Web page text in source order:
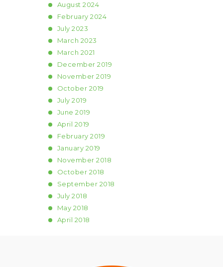
August2024
February2024
July2023
March 2023
March 2021
December2019
November2019
October 2019
July2019
June2019
April 2019
February2019
January 2019
November2018
October 2018
September 2018
July2018
May 2018
April 2018